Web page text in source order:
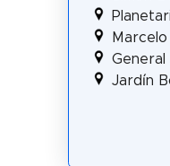
General
Jardín